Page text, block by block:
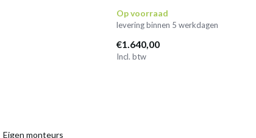
Op voorraad
levering binnen 5 werkdagen
€1.640,00
Incl. btw
Eigen monteurs